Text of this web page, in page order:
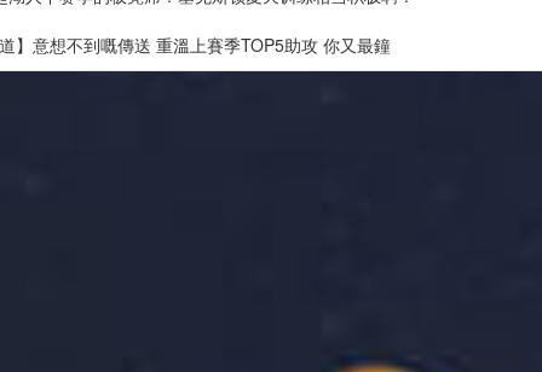
】意想不到嘅傳送 重溫上賽季TOP5助攻 你又最鐘